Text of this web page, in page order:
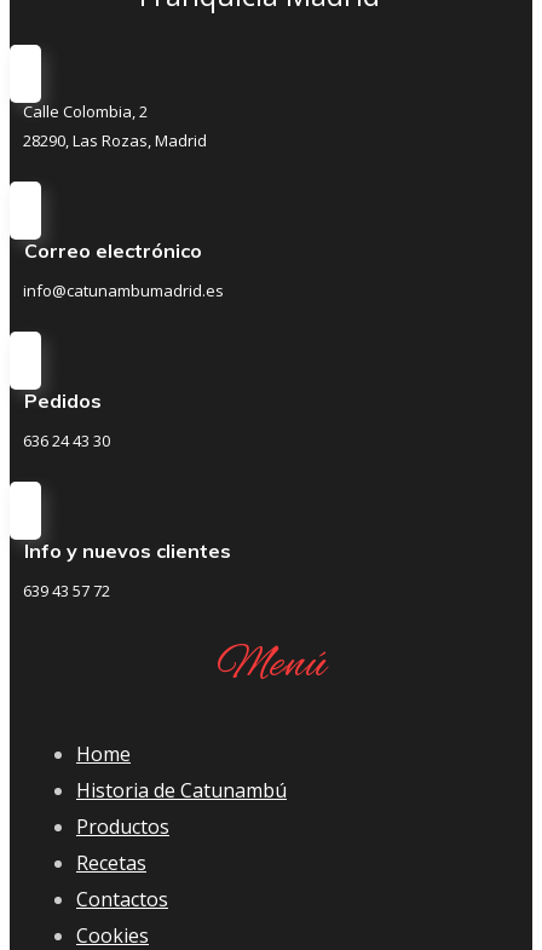
Calle Colombia, 2
28290, Las Rozas, Madrid
Correo electrónico
info@catunambumadrid.es
Pedidos
636 24 43 30
Info y nuevos clientes
639 43 57 72
Menú
Home
Historia de Catunambú
Productos
Recetas
Contactos
Cookies